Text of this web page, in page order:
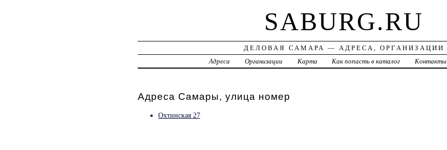
SABURG.RU
ДЕЛОВАЯ САМАРА — АДРЕСА, ОРГАНИЗАЦИИ
Адреса
Организации Карта Как попасть в каталог Контакты
Адреса Самары, улица номер
Охтинская 27